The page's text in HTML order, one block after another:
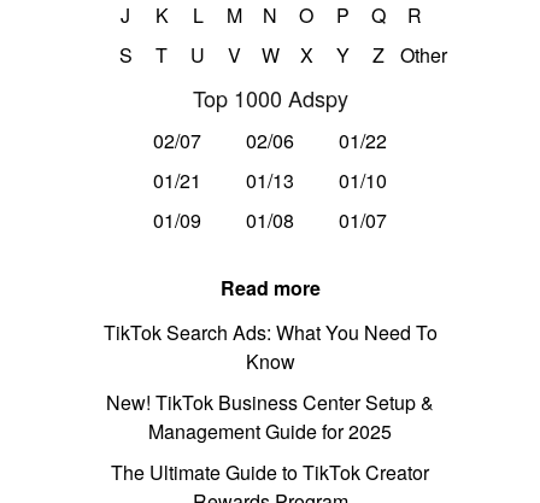
J
K L M N O P Q
R
S
T U V W X Y Z Other
Top 1000 Adspy
02/07 02/06
01/22
01/21
01/13
01/10
01/09
01/08 01/07
Read more
TikTok Search Ads: What You Need To
Know
New! TikTok Business Center Setup &
Management Guide for 2025
The Ultimate Guide to TikTok Creator